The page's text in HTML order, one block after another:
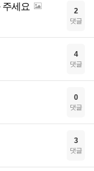
주세요 2
댓글
4
댓글
0
댓글
3
댓글